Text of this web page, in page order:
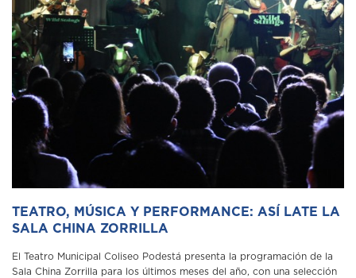
TEATRO, MÚSICA Y PERFORMANCE: ASÍ LATE LA
SALA CHINA ZORRILLA
El Teatro Municipal Coliseo Podestá presenta la programación de la
Sala China Zorrilla para los últimos meses del año, con una selección